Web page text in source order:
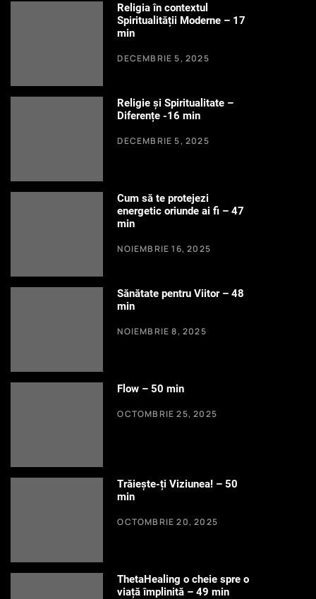
Religia în contextul
Spiritualității Moderne – 17
min
DECEMBRIE 5, 2025
Religie și Spiritualitate –
Diferențe -16 min
DECEMBRIE 5, 2025
Cum să te protejezi
energetic oriunde ai fi – 47
min
NOIEMBRIE 16, 2025
Sănătate pentru Viitor – 48
min
NOIEMBRIE 8, 2025
Flow – 50 min
OCTOMBRIE 25, 2025
Trăiește-ți Viziunea! – 50
min
OCTOMBRIE 20, 2025
ThetaHealing o cheie spre o
viață împlinită – 49 min